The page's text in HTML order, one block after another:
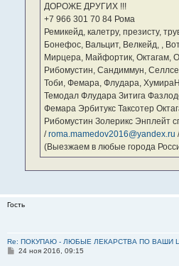
ДОРОЖЕ ДРУГИХ !!!
‪+7 966 301 70 84‬ Рома
Ремикейд, калетру, презисту,
Бонефос, Вальцит, Велкейд, ,
Мирцера, Майфортик, Октагам,
Рибомустин, Сандиммун,
Тоби, Фемара, Флудара,
Темодал Флудара Зитига
Фемара Эрбитукс Таксотер
Рибомустин Золерикс
/roma.mamedov2016@yandex.ru /
(Выезжаем в любые города
Гость
Re: ПОКУПАЮ - ЛЮБЫЕ ЛЕКАРСТВА ПО ВАШИ
С24 ноя 2016, 09:15